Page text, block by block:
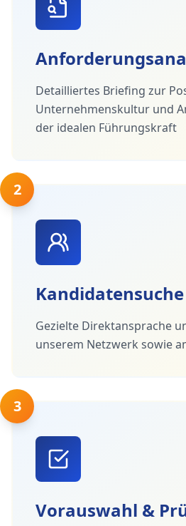
Detailliertes Briefing zur
Unternehmenskultur und
der idealen Führungskraft
2
Kandidatensuche
Gezielte Direktansprache
unserem Netzwerk sowie
3
Vorauswahl &